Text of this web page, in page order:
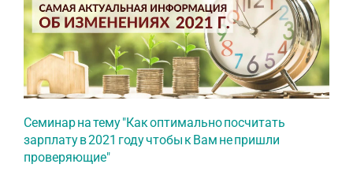
Семинар на тему "Как оптимально посчитать
зарплату в 2021 году чтобы к Вам не пришли
проверяющие"